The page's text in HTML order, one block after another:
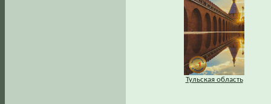
Тульская область